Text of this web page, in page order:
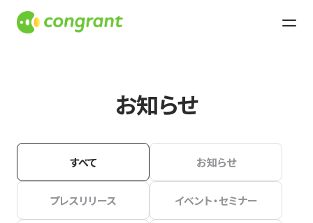
お知らせ
すべて お知らせ
プレスリリース イベント・セミナー